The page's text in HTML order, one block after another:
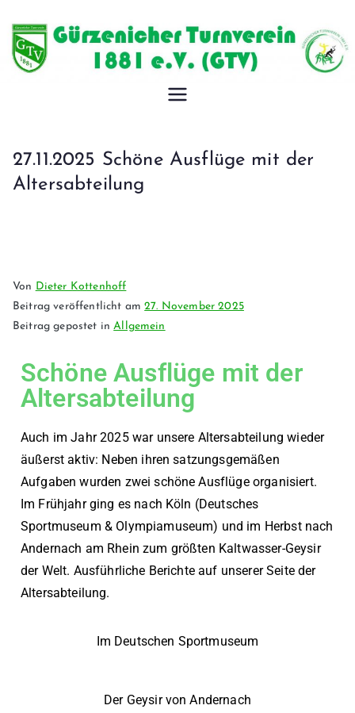
Gürzeniche
r
27.11.2025 Schöne Ausflüge mit der
Altersabteilung
Von Dieter Kottenhoff
Beitrag veröffentlicht am27. November 2025
Beitrag gepostet inAllgemein
Schöne Ausflüge mit der
Altersabteilung
Auch im Jahr 2025 war unsere Altersabteilung wieder
äußerst aktiv: Neben ihren satzungsgemäßen
Aufgaben wurden zwei schöne Ausflüge organisiert.
Im Frühjahr ging es nach Köln (Deutsches
Sportmuseum & Olympiamuseum) und im Herbst nach
Andernach am Rhein zum größten Kaltwasser-Geysir
der Welt. Ausführliche Berichte auf unserer Seite der
Altersabteilung.
Im Deutschen Sportmuseum
Der Geysir von Andernach